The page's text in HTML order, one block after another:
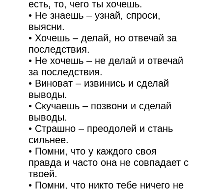
есть, то, чего ты хочешь.
• Не знаешь – узнай, спроси,
выясни.
• Хочешь – делай, но отвечай за
последствия.
• Не хочешь – не делай и отвечай
за последствия.
• Виноват – извинись и сделай
выводы.
• Скучаешь – позвони и сделай
выводы.
• Страшно – преодолей и стань
сильнее.
• Помни, что у каждого своя
правда и часто она не совпадает с
твоей.
• Помни, что никто тебе ничего не